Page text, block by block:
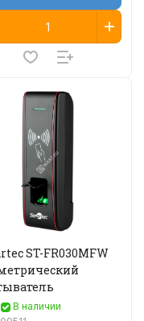
ST-FR030MFW
В наличии